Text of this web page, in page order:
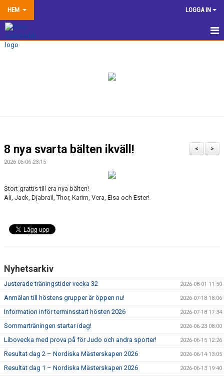
HEM LOGGA IN
HEM
DOKUMENTBANK
WALL OF FAME
>
<
8 nya svarta bälten ikväll!
2026-05-06 23:15
Stort grattis till era nya bälten!
Ali, Jack, Djabrail, Thor, Karim, Vera, Elsa och Ester!
Nyhetsarkiv
Justerade träningstider vecka 32 2026-08-01 11:50
Anmälan till höstens grupper är öppen nu! 2026-07-18 18:06
Information inför terminsstart hösten 2026 2026-07-18 17:34
Sommarträningen startar idag! 2026-06-23 08:00
Libovecka med prova på för Judo och andra sporter! 2026-06-15 12:26
Resultat dag 2 – Nordiska Mästerskapen 2026 2026-06-14 13:05
Resultat dag 1 – Nordiska Mästerskapen 2026 2026-06-13 19:40